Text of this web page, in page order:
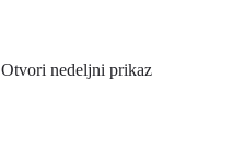
Otvori nedeljni prikaz